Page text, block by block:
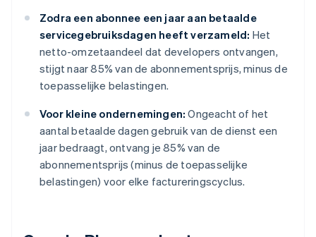
Zodra een abonnee een jaar aan betaalde
servicegebruiksdagen heeft verzameld: Het
netto-omzetaandeel dat developers ontvangen,
stijgt naar 85% van de abonnementsprijs, minus de
toepasselijke belastingen.
Voor kleine ondernemingen: Ongeacht of het
aantal betaalde dagen gebruik van de dienst een
jaar bedraagt, ontvang je 85% van de
abonnementsprijs (minus de toepasselijke
belastingen) voor elke factureringscyclus.